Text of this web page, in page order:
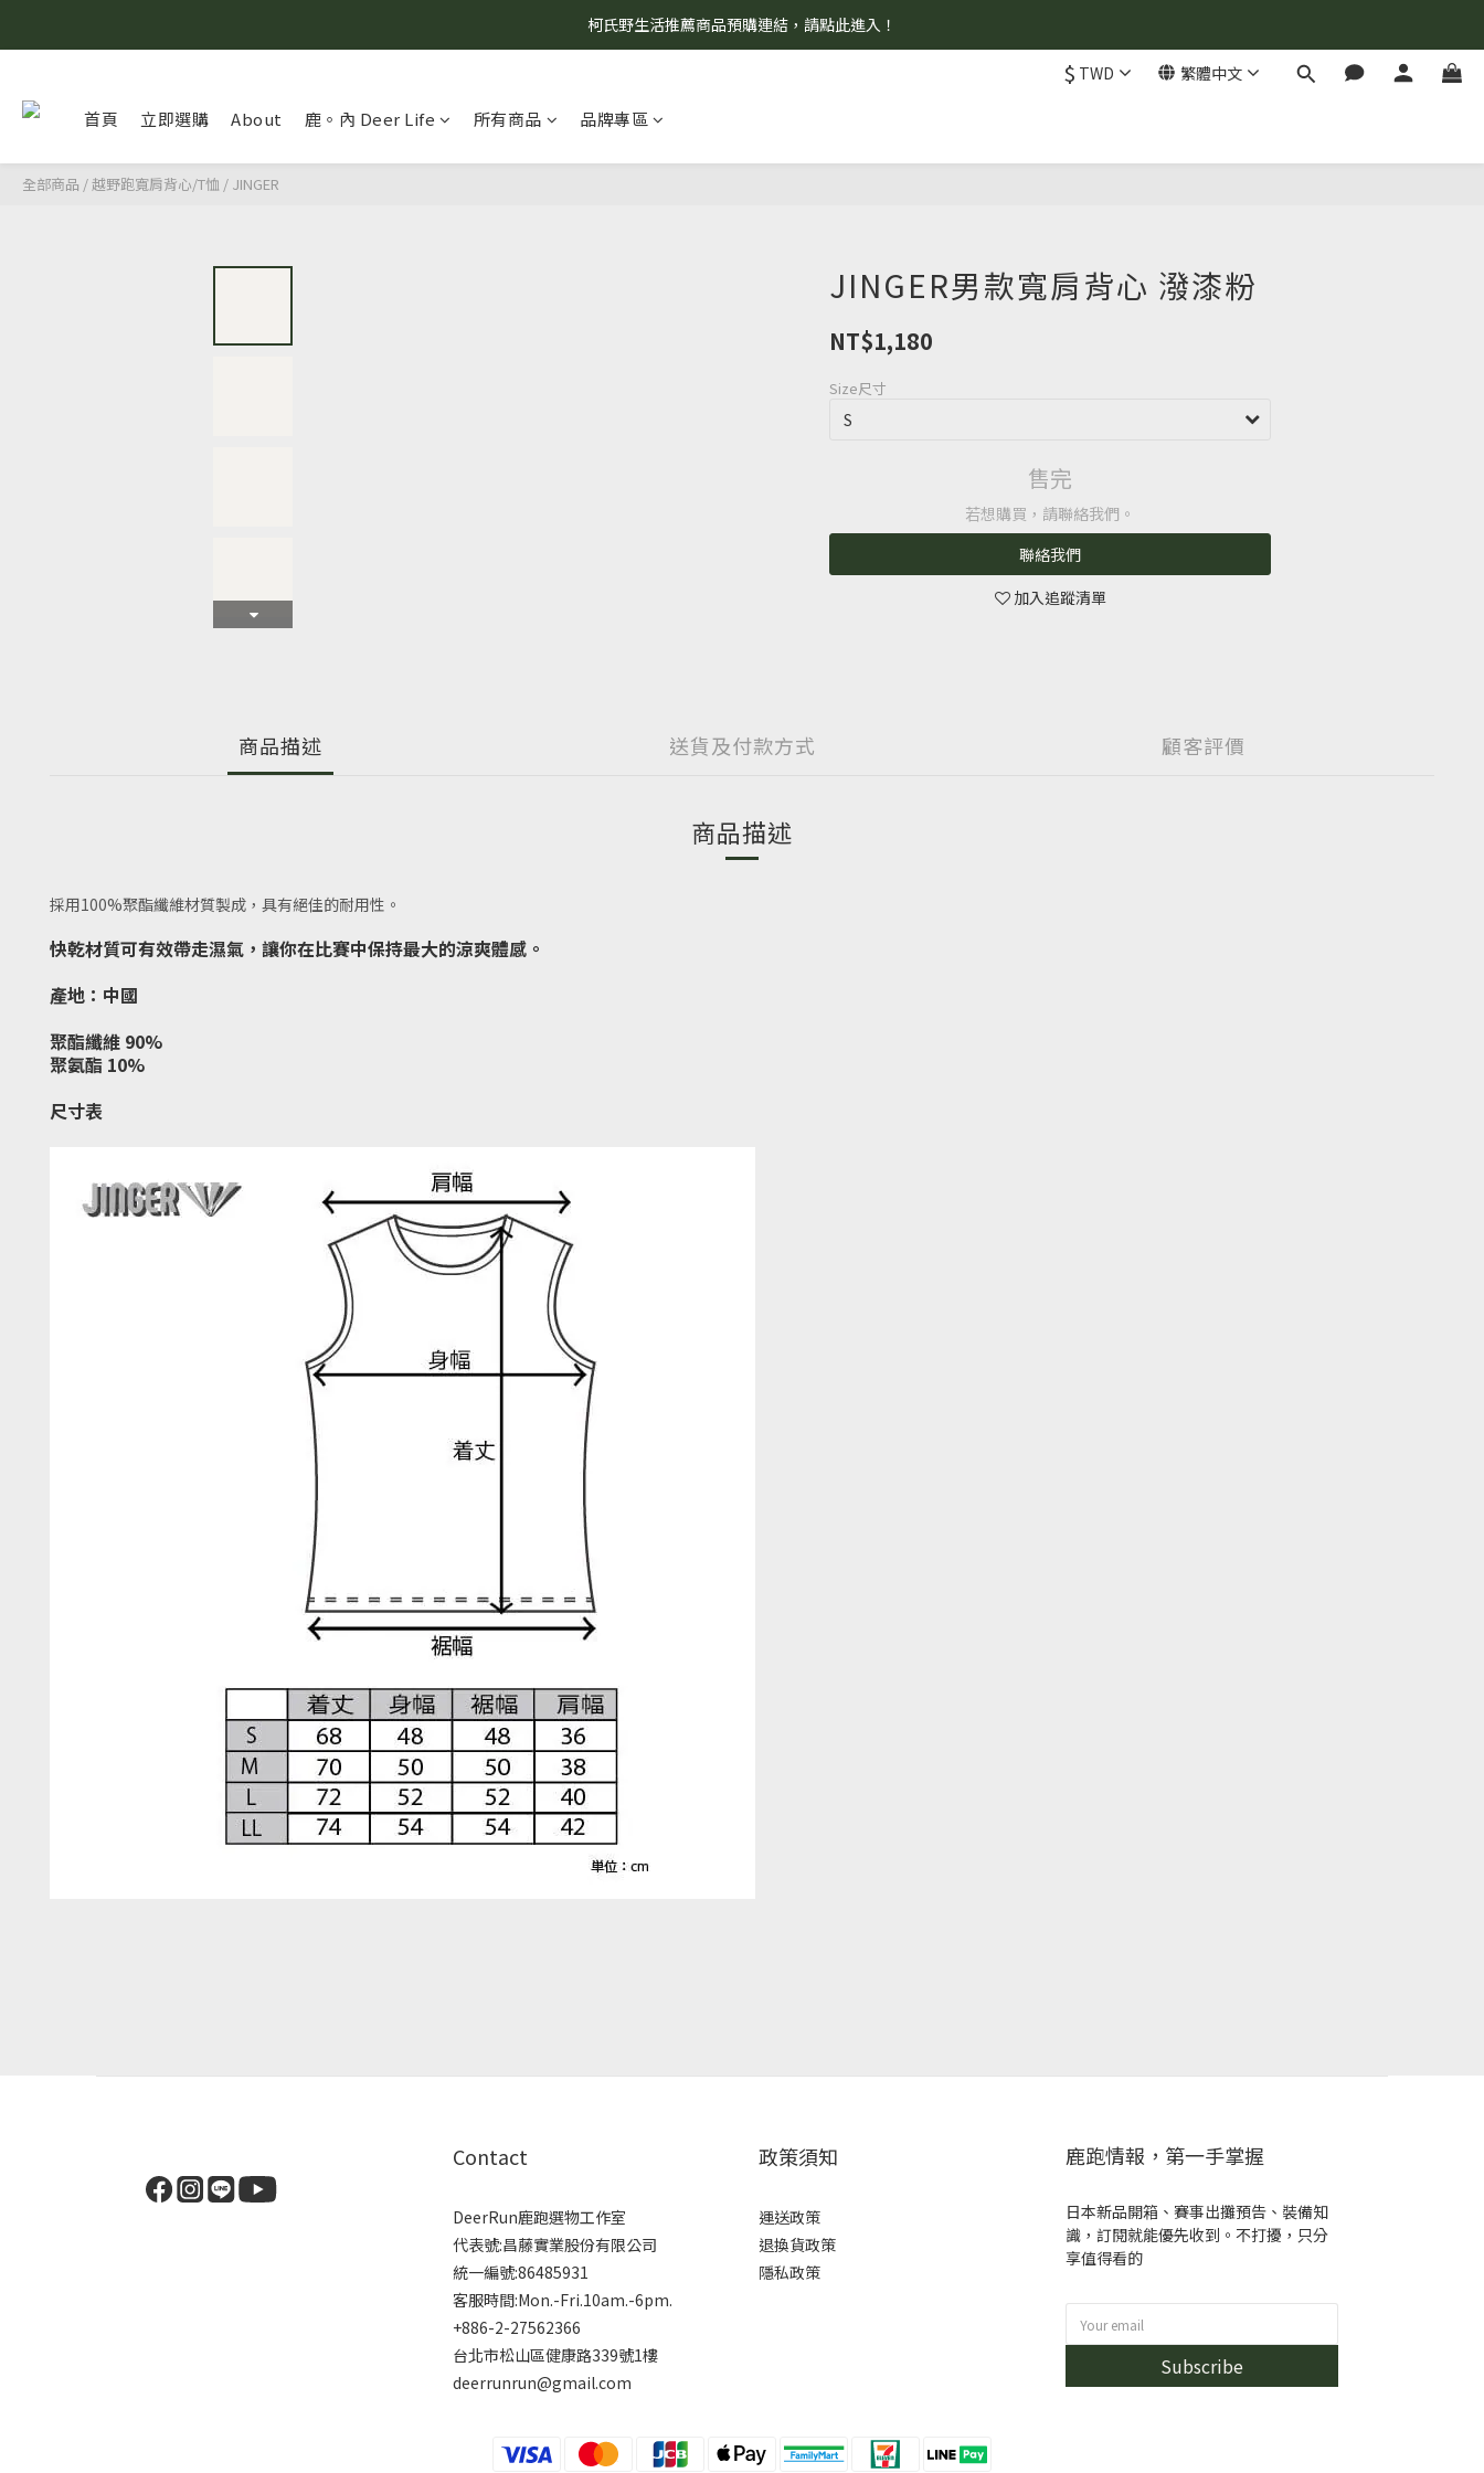
8/7 當天暫停開放工作室。請見諒！
柯氏野生活推薦商品預購連結，請點此進入！
$ TWD 繁體中文
首頁 立即選購 About 鹿。內 Deer Life 所有商品 品牌專區
全部商品 /越野跑寬肩背心/T恤 / JINGER
JINGER男款寬肩背心 潑漆粉
NT$1,180
Size尺寸
售完
若想購買，請聯絡我們。
聯絡我們
加入追蹤清單
商品描述 送貨及付款方式 顧客評價
商品描述
採用100%聚酯纖維材質製成，具有絕佳的耐用性。
快乾材質可有效帶走濕氣，讓你在比賽中保持最大的涼爽體感。
產地：中國
聚酯纖維 90%
聚氨酯 10%
尺寸表
Contact
DeerRun鹿跑選物工作室
代表號:昌藤實業股份有限公司
統一編號:86485931
客服時間:Mon.-Fri.10am.-6pm.
+886-2-27562366
台北市松山區健康路339號1樓
deerrunrun@gmail.com
政策須知
運送政策
退換貨政策
隱私政策
鹿跑情報，第一手掌握
日本新品開箱、賽事出攤預告、裝備知
識，訂閱就能優先收到。不打擾，只分
享值得看的
Subscribe